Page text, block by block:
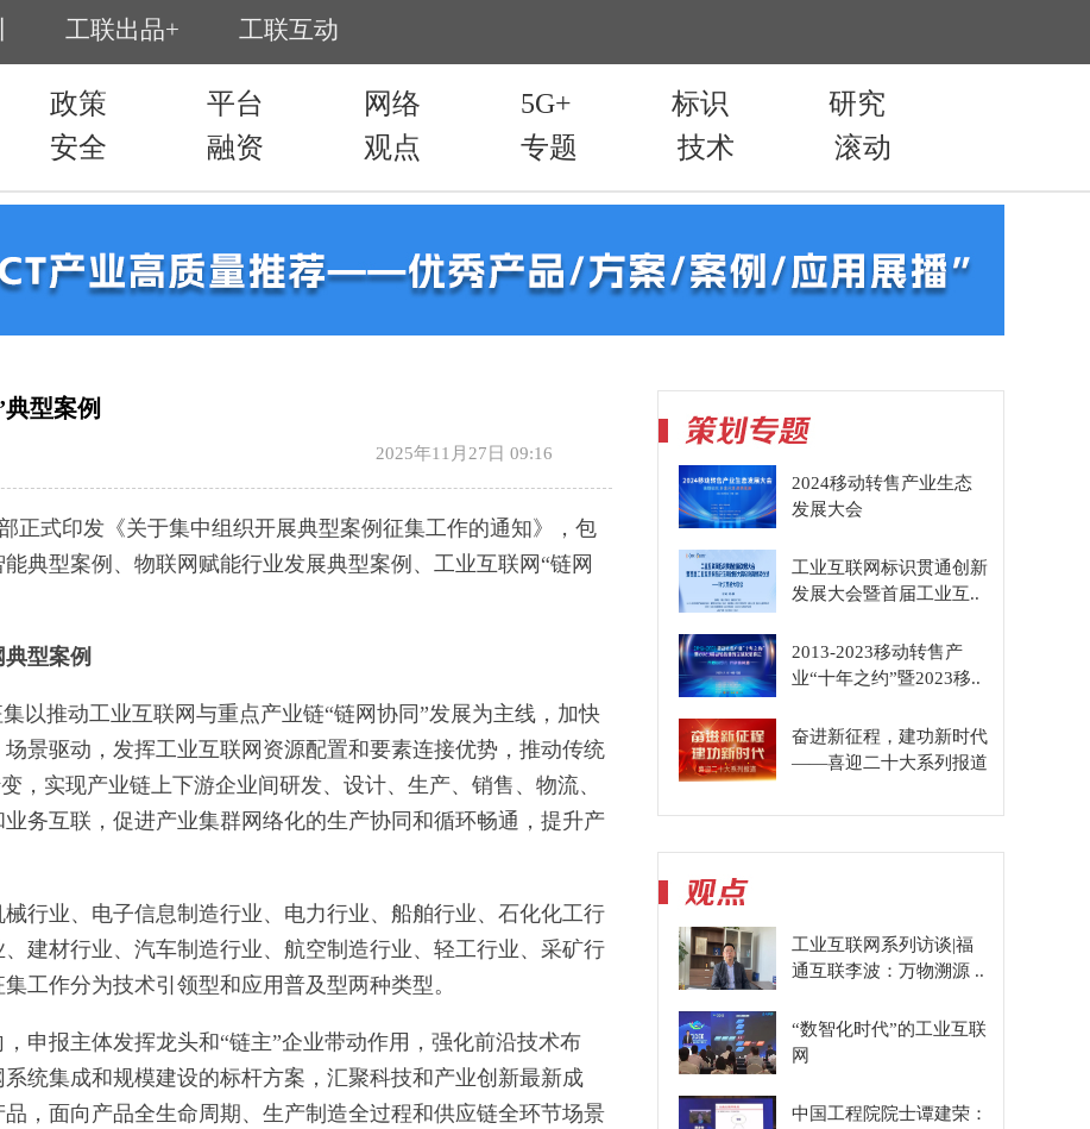
型案例
2025年11月27日 09:16
正式印发《关于集中组织开展典型案例征集工作的通知》，包
典型案例、物联网赋能行业发展典型案例、工业互联网“链网
型案例
以推动工业互联网与重点产业链“链网协同”发展为主线，加快
景驱动，发挥工业互联网资源配置和要素连接优势，推动传统
，实现产业链上下游企业间研发、设计、生产、销售、物流、
务互联，促进产业集群网络化的生产协同和循环畅通，提升产
行业、电子信息制造行业、电力行业、船舶行业、石化化工行
建材行业、汽车制造行业、航空制造行业、轻工行业、采矿行
工作分为技术引领型和应用普及型两种类型。
申报主体发挥龙头和“链主”企业带动作用，强化前沿技术布
统集成和规模建设的标杆方案，汇聚科技和产业创新最新成
，面向产品全生命周期、生产制造全过程和供应链全环节场景
2024移动转售产业生态
发展大会
工业互联网标识贯通创新
发展大会暨首届工业互..
2013-2023移动转售产
业“十年之约”暨2023移..
奋进新征程，建功新时代
——喜迎二十大系列报道
工业互联网系列访谈|福
通互联李波：万物溯源 ..
“数智化时代”的工业互联
网
中国工程院院士谭建荣：